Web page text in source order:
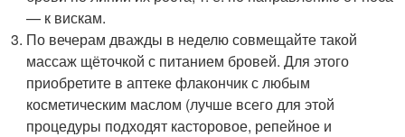
— к вискам.
По вечерам дважды в неделю совмещайте такой
массаж щёточкой с питанием бровей. Для этого
приобретите в аптеке флакончик с любым
косметическим маслом (лучше всего для этой
процедуры подходят касторовое, репейное и